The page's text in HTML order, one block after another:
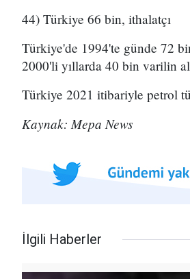
44) Türkiye 66 bin, ithalatçı
Türkiye'de 1994'te günde 72
2000'li yıllarda 40 bin varilin
Türkiye 2021 itibariyle petrol
Kaynak: Mepa News
İlgili Haberler